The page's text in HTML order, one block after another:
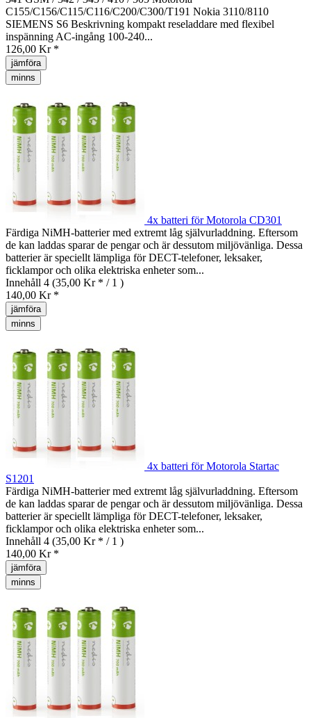
C155/C156/C115/C116/C200/C300/T191 Nokia 3110/8110
SIEMENS S6 Beskrivning kompakt reseladdare med flexibel
inspänning AC-ingång 100-240...
126,00 Kr *
jämföra
minns
4x batteri för Motorola CD301
Färdiga NiMH-batterier med extremt låg självurladdning. Eftersom
de kan laddas sparar de pengar och är dessutom miljövänliga. Dessa
batterier är speciellt lämpliga för DECT-telefoner, leksaker,
ficklampor och olika elektriska enheter som...
Innehåll 4 (35,00 Kr * / 1 )
140,00 Kr *
jämföra
minns
4x batteri för Motorola Startac
S1201
Färdiga NiMH-batterier med extremt låg självurladdning. Eftersom
de kan laddas sparar de pengar och är dessutom miljövänliga. Dessa
batterier är speciellt lämpliga för DECT-telefoner, leksaker,
ficklampor och olika elektriska enheter som...
Innehåll 4 (35,00 Kr * / 1 )
140,00 Kr *
jämföra
minns